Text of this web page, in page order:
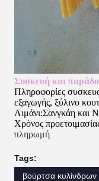
Συσκευή και
Πληροφορίες
εξαγωγής, ξύλινο
Λιμάνι:Σανγκάη και
Χρόνος
πληρωμή
Tags:
βούρτσα κυλίνδρων